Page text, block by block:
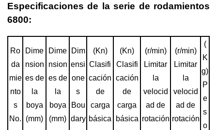
Especificaciones de la serie de rodamientos
6800:
Ro
da
mie
nto
s
No.
Dime
nsion
es de
la
boya
(mm)
Dime
nsion
es de
la
boya
(mm)
Dim
ensi
one
s
Bou
dary
(Kn)
Clasifi
cación
de
carga
básica
(Kn)
Clasifi
cación
de
carga
básica
(r/min)
Limitar
la
velocid
ad de
rotación
(r/min)
Limitar
la
velocid
ad de
rotación
(
K
g)
P
e
s
o